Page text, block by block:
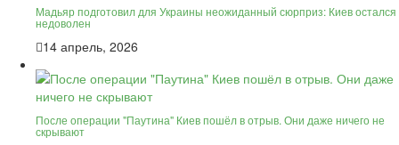
Мадьяр подготовил для Украины неожиданный сюрприз: Киев остался
недоволен
14 апрель, 2026
После операции "Паутина" Киев пошёл в отрыв. Они даже ничего не
скрывают